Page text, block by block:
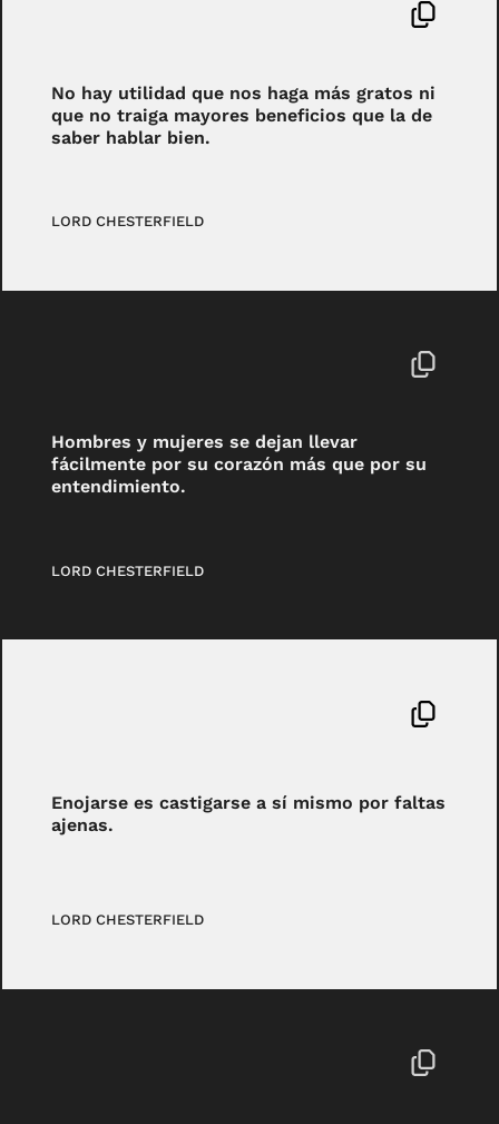
No hay utilidad que nos haga más gratos ni
que no traiga mayores beneficios que la de
saber hablar bien.
LORD CHESTERFIELD
Hombres y mujeres se dejan llevar
fácilmente por su corazón más que por su
entendimiento.
LORD CHESTERFIELD
Enojarse es castigarse a sí mismo por faltas
ajenas.
LORD CHESTERFIELD